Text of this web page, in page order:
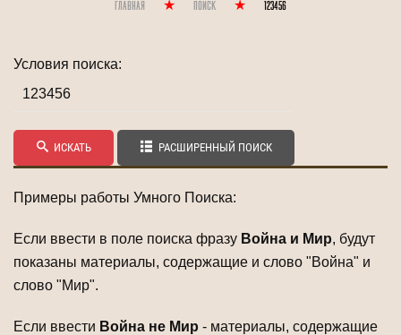
Главная Поиск 123456
Условия поиска:
ИСКАТЬ РАСШИРЕННЫЙ ПОИСК
Примеры работы Умного Поиска:
Если ввести в поле поиска фразу Война и Мир, будут
показаны материалы, содержащие и слово "Война" и
слово "Мир".
Если ввести Война не Мир - материалы, содержащие